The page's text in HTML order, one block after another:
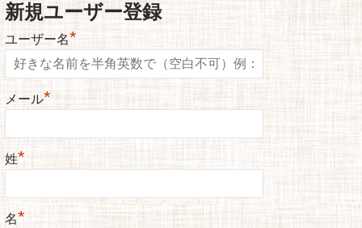
新規ユーザー登録
ユーザー名*
メール*
姓*
名*